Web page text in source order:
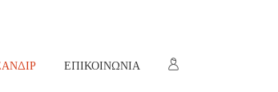
ΕΠΙΚΟΙΝΩΝΙΑ